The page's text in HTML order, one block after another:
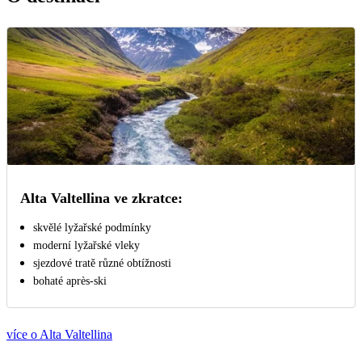
Alta Valtellina ve zkratce:
skvělé lyžařské podmínky
moderní lyžařské vleky
sjezdové tratě různé obtížnosti
bohaté aprѐs-ski
více o Alta Valtellina